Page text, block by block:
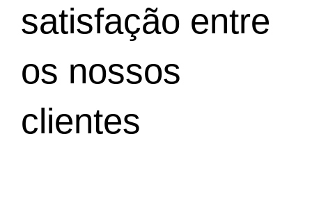
satisfação entre
os nossos
clientes